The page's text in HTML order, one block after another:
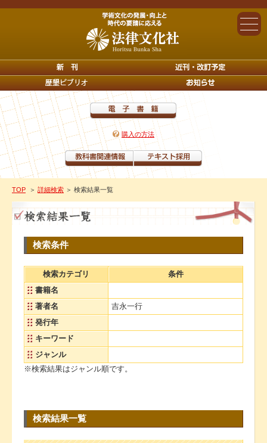
購入の方法
TOP ＞ 詳細検索 ＞ 検索結果一覧
検索条件
検索カテゴリ
条件
書籍名
著者名
吉永一行
発行年
キーワード
ジャンル
※検索結果はジャンル順です。
検索結果一覧